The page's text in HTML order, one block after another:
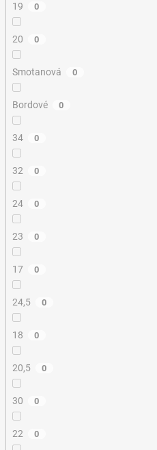
19 0
20 0
Smotanová 0
Bordové 0
34 0
32 0
24 0
23 0
17 0
24,5 0
18 0
20,5 0
30 0
22 0